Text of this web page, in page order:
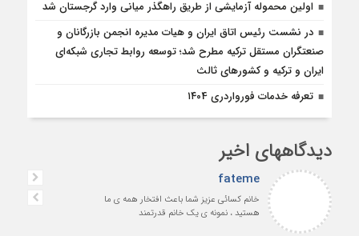
اولین محموله آزمایشی از طریق راهگذر میانی وارد گرجستان شد
در نشست رئیس اتاق ایران و هیات مدیره انجمن بازرگانان و
صنعتگران مستقل ترکیه مطرح شد؛ توسعه روابط تجاری شبکه‌ای
ایران و ترکیه و کشورهای ثالث
تعرفه خدمات فورواردری ۱۴۰4
دیدگاههای اخیر
fateme
خانم کسائی عزیز شما باعث افتخار همه ی ما
هستید ، نمونه ی یک خانم قدرتمند